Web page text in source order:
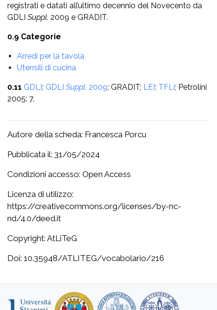
registrati e datati all’ultimo decennio del Novecento da
GDLI Suppl. 2009 e GRADIT.
0.9 Categorie
Arredi per la tavola
Utensili di cucina
0.11 GDLI; GDLI Suppl. 2009; GRADIT; LEI; TFLi; Petrolini
2005: 7.
Autore della scheda: Francesca Porcu
Pubblicata il: 31/05/2024
Condizioni accesso: Open Access
Licenza di utilizzo:
https://creativecommons.org/licenses/by-nc-
nd/4.0/deed.it
Copyright: AtLiTeG
Doi: 10.35948/ATLITEG/vocabolario/216